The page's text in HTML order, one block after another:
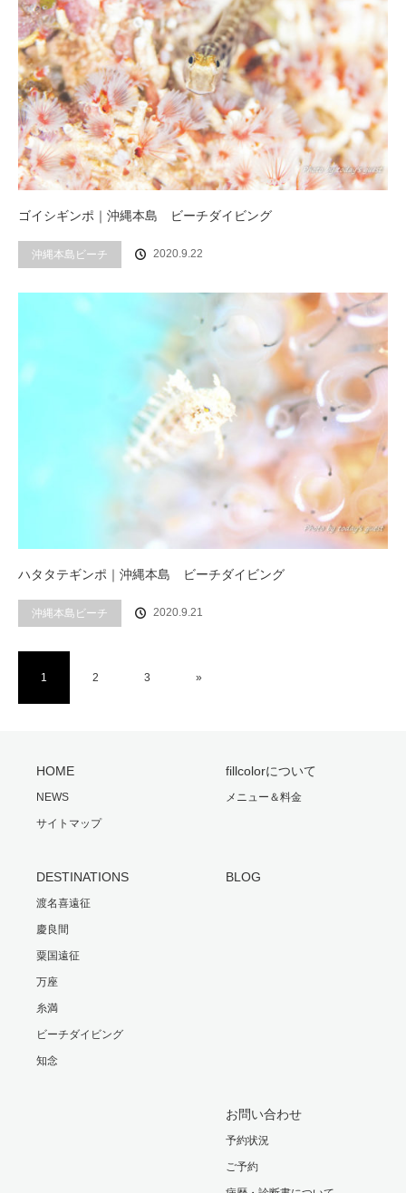
ゴイシギンポ｜沖縄本島 ビーチダイビング
沖縄本島ビーチ 2020.9.22
ハタタテギンポ｜沖縄本島 ビーチダイビング
沖縄本島ビーチ 2020.9.21
1 2 3 »
HOME
NEWS
サイトマップ
fillcolorについて
メニュー＆料金
DESTINATIONS
渡名喜遠征
慶良間
粟国遠征
万座
糸満
ビーチダイビング
知念
BLOG
お問い合わせ
予約状況
ご予約